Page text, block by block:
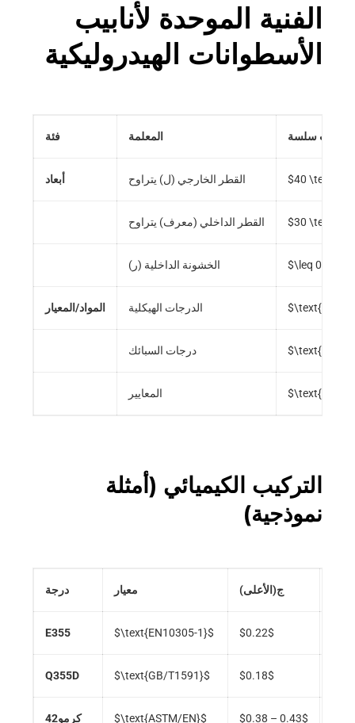
الفنية الموحدة لأنابيب
الأسطوانات الهيدروليكية
فئة المعلمة
أبعاد القطر الخارجي (ل) يتراوح $40
القطر الداخلي (معرف) يتراوح $30
الخشونة الداخلية (ر) $\leq 0.4
المواد/المعيار الدرجات الهيكلية
درجات السبائك
المعايير
التركيب الكيميائي (أمثلة
نموذجية)
درجة معيار ج(الأعلى)
E355 $\text{EN10305-1}$ $0.22$
Q355D $\text{GB/T1591}$ $0.18$
42كرمو $\text{ASTM/EN}$ $0.38 – 0.43$